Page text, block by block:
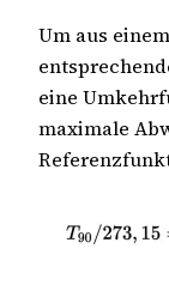
Um aus
eine
maximale